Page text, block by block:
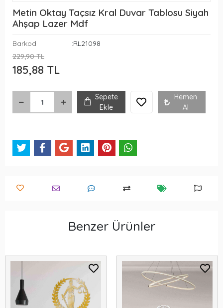
Metin Oktay Taçsız Kral Duvar Tablosu Siyah
Ahşap Lazer Mdf
Barkod
:RL21098
229,90 TL
185,88 TL
Sepete
Ekle
Hemen
Al
Benzer Ürünler